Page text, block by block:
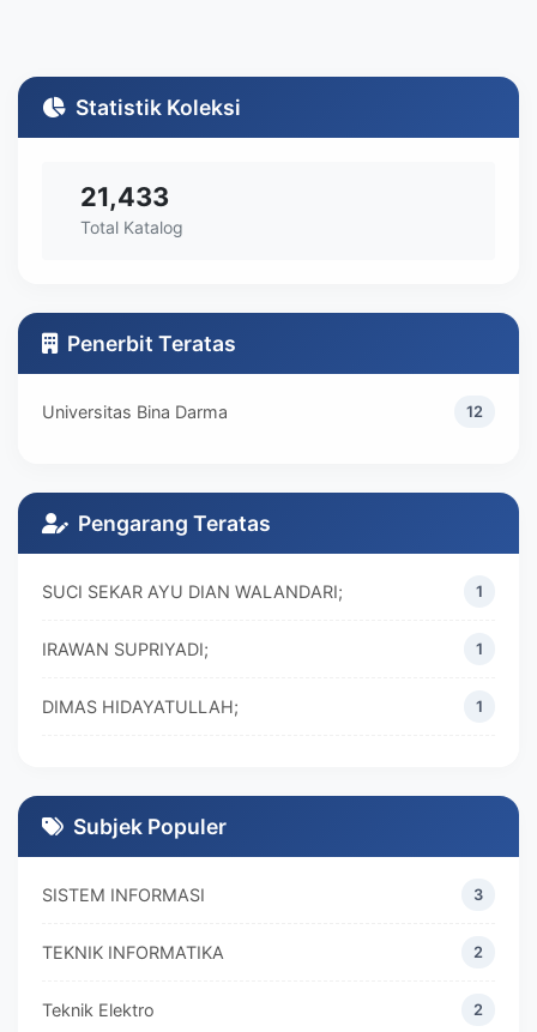
Statistik Koleksi
21,433
Total Katalog
Penerbit Teratas
Universitas Bina Darma 12
Pengarang Teratas
SUCI SEKAR AYU DIAN WALANDARI; 1
IRAWAN SUPRIYADI; 1
DIMAS HIDAYATULLAH; 1
DIVA MARISKA;
Subjek Populer
SISTEM INFORMASI 3
TEKNIK INFORMATIKA 2
Teknik Elektro 2